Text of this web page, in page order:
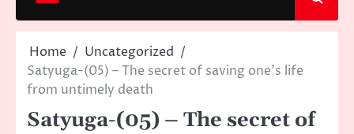
Home
Uncategorized
Satyuga-(05) – The secret of saving one’s life
from untimely death
Satyuga-(05) – The secret of